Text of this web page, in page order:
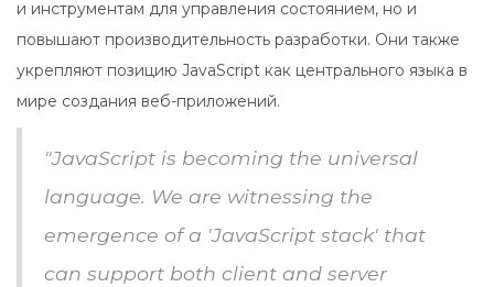
и инструментам для управления состоянием, но и
повышают производительность разработки. Они также
укрепляют позицию JavaScript как центрального языка в
мире создания веб-приложений.
"JavaScript is becoming the universal
language. We are witnessing the
emergence of a 'JavaScript stack' that
can support both client and server